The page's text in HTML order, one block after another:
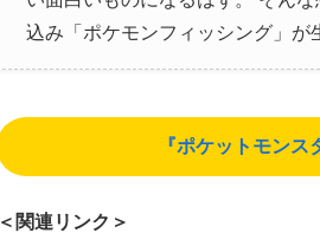
込み「ポケモンフィッシング」が
『ポケットモン
＜関連リンク＞